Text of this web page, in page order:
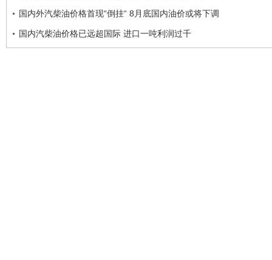
国内外汽柴油价格首现“倒挂“ 8月底国内油价或将下调
国内汽柴油价格已远超国际 进口一吨利润过千